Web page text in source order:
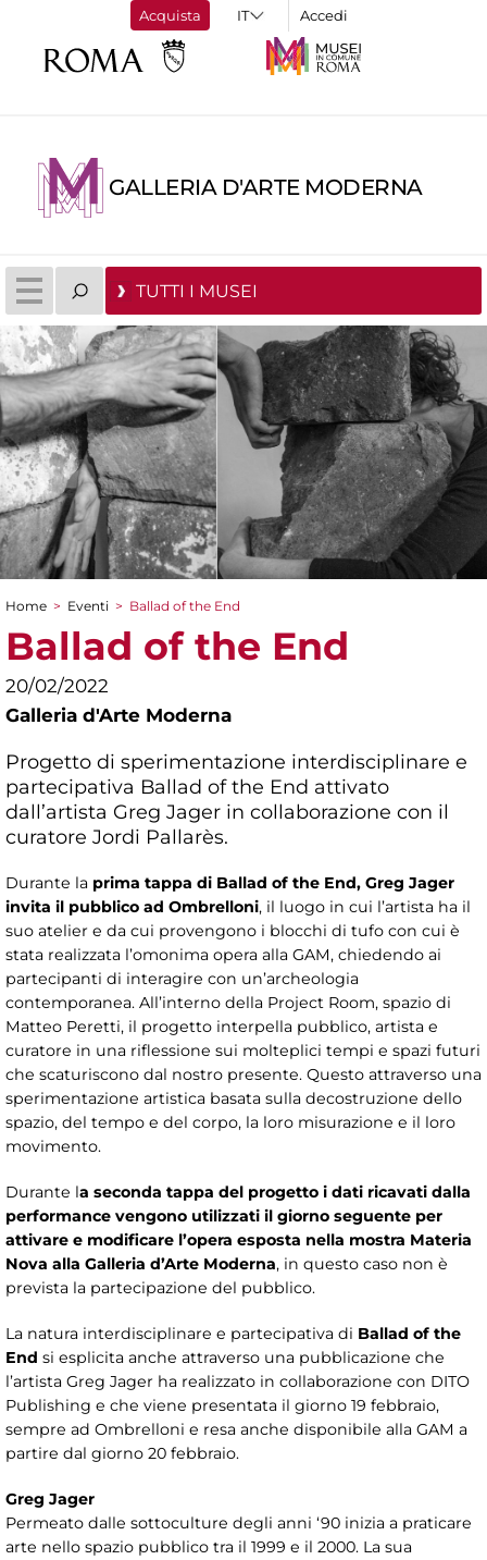
Acquista Accedi
GALLERIA D'ARTE MODERNA
TUTTI I MUSEI
Tu sei qui
Home > Eventi > Ballad of the End
Ballad of the End
20/02/2022
Galleria d'Arte Moderna
Progetto di sperimentazione interdisciplinare e
partecipativa Ballad of the End attivato
dall’artista Greg Jager in collaborazione con il
curatore Jordi Pallarès.
Durante la prima tappa di Ballad of the End, Greg Jager
invita il pubblico ad Ombrelloni, il luogo in cui l’artista ha il
suo atelier e da cui provengono i blocchi di tufo con cui è
stata realizzata l’omonima opera alla GAM, chiedendo ai
partecipanti di interagire con un’archeologia
contemporanea. All’interno della Project Room, spazio di
Matteo Peretti, il progetto interpella pubblico, artista e
curatore in una riflessione sui molteplici tempi e spazi futuri
che scaturiscono dal nostro presente. Questo attraverso una
sperimentazione artistica basata sulla decostruzione dello
spazio, del tempo e del corpo, la loro misurazione e il loro
movimento.
Durante la seconda tappa del progetto i dati ricavati dalla
performance vengono utilizzati il giorno seguente per
attivare e modificare l’opera esposta nella mostra Materia
Nova alla Galleria d’Arte Moderna, in questo caso non è
prevista la partecipazione del pubblico.
La natura interdisciplinare e partecipativa di Ballad of the
End si esplicita anche attraverso una pubblicazione che
l’artista Greg Jager ha realizzato in collaborazione con DITO
Publishing e che viene presentata il giorno 19 febbraio,
sempre ad Ombrelloni e resa anche disponibile alla GAM a
partire dal giorno 20 febbraio.
Greg Jager
Permeato dalle sottoculture degli anni ‘90 inizia a praticare
arte nello spazio pubblico tra il 1999 e il 2000. La sua